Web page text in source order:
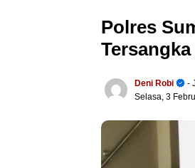
Polres
Deni Robi
-
Selasa, 3